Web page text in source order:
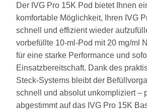
Der IVG Pro 15K Pod bietet Ihnen
komfortable Möglichkeit, Ihren IVG
schnell und effizient wieder
vorbefüllte 10‑ml‑Pod mit 20 mg/ml
für eine starke Performance und
Einsatzbereitschaft. Dank des
Steck‑Systems bleibt der
schnell und absolut unkompliziert –
abgestimmt auf das IVG Pro 15K